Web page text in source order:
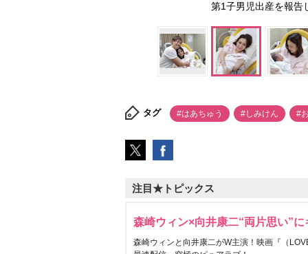
第1子男児出産を報告
タグ #はあちゅう #しみけん #
注目★トピックス
森崎ウィン×向井康二“両片思い”
森崎ウィンと向井康二がW主演！映画『（